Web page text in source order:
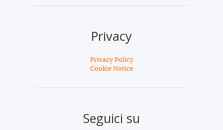
Privacy
Privacy Policy
Cookie Notice
Seguici su